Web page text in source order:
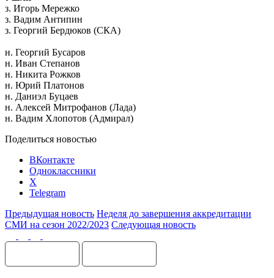
з. Игорь Мережко
з. Вадим Антипин
з. Георгий Бердюков (СКА)
н. Георгий Бусаров
н. Иван Степанов
н. Никита Рожков
н. Юрий Платонов
н. Даниэл Буцаев
н. Алексей Митрофанов (Лада)
н. Вадим Хлопотов (Адмирал)
Поделиться новостью
ВКонтакте
Одноклассники
X
Telegram
Предыдущая новость Неделя до завершения аккредитации
СМИ на сезон 2022/2023 Следующая новость